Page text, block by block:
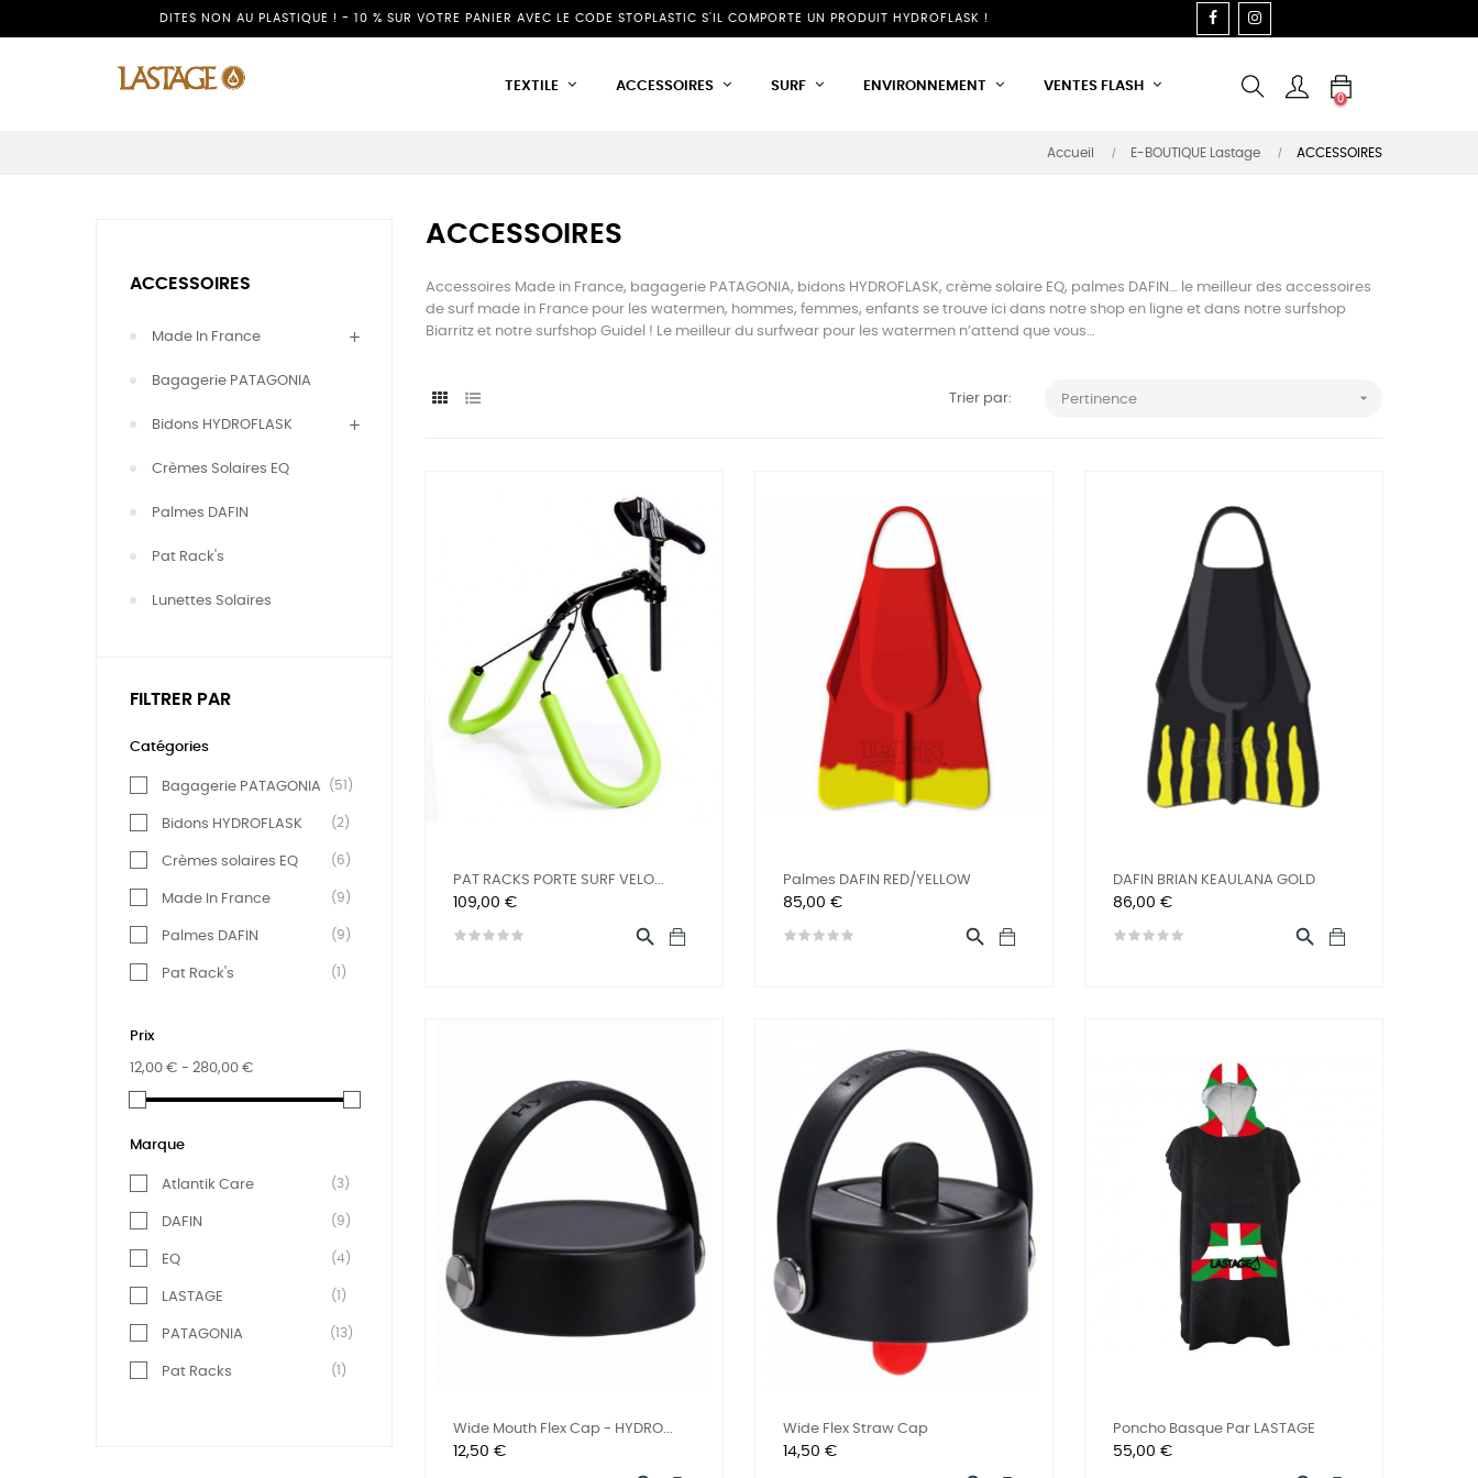
DITES NON AU PLASTIQUE ! - 10 % SUR VOTRE PANIER AVEC LE CODE STOPLASTIC S'IL COMPORTE UN PRODUIT HYDROFLASK ! FACEBOOK
TEXTILE ACCESSOIRES SURF ENVIRONNEMENT VENTES FLASH
0
Accueil E-BOUTIQUE Lastage ACCESSOIRES
ACCESSOIRES
Made In France
Bagagerie PATAGONIA
Bidons HYDROFLASK
Crèmes Solaires EQ
Palmes DAFIN
Pat Rack's
Lunettes Solaires
FILTRER PAR
Catégories
Bagagerie PATAGONIA (51)
Bidons HYDROFLASK (2)
Crèmes solaires EQ (6)
Made In France (9)
Palmes DAFIN (9)
Pat Rack's (1)
Prix
12,00 € - 280,00 €
Marque
Atlantik Care (3)
DAFIN (9)
EQ (4)
LASTAGE (1)
PATAGONIA (13)
Pat Racks (1)
ACCESSOIRES
Accessoires Made in France, bagagerie PATAGONIA, bidons HYDROFLASK, crème solaire EQ, palmes DAFIN… le meilleur des accessoires
de surf made in France pour les watermen, hommes, femmes, enfants se trouve ici dans notre shop en ligne et dans notre surfshop
Biarritz et notre surfshop Guidel ! Le meilleur du surfwear pour les watermen n’attend que vous…
Trier par: Pertinence 
PAT RACKS PORTE SURF VELO...
Prix
109,00 €

Palmes DAFIN RED/YELLOW
Prix
85,00 €

DAFIN BRIAN KEAULANA GOLD
Prix
86,00 €

Wide Mouth Flex Cap - HYDRO...
Prix
12,50 €
Wide Flex Straw Cap
Prix
14,50 €
Poncho Basque Par LASTAGE
Prix
55,00 €